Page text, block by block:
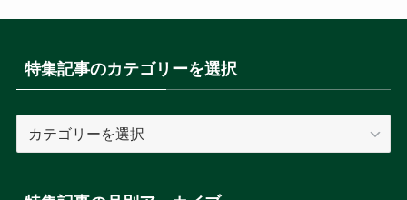
特集記事のカテゴリーを選択
事